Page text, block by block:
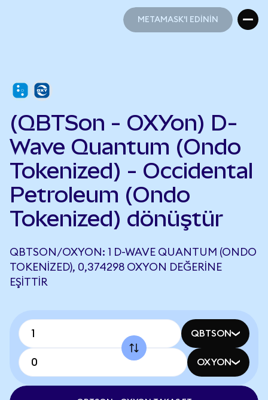
METAMASK'I EDİNİN
(QBTSon - OXYon) D-
Wave Quantum (Ondo
Tokenized) - Occidental
Petroleum (Ondo
Tokenized) dönüştür
QBTSON/OXYON: 1 D-WAVE QUANTUM (ONDO
TOKENIZED), 0,374298 OXYON DEĞERINE
EŞITTIR
QBTSON
OXYON